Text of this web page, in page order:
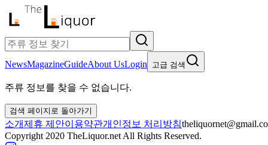
NewsMagazineGuideAbout UsLogin 고급 검색
주류 정보를 찾을 수 없습니다.
검색 페이지로 돌아가기
소개제휴 제안이용약관개인정보 처리방침
Copyright 2020 TheLiquor.net All Rights Reserved.